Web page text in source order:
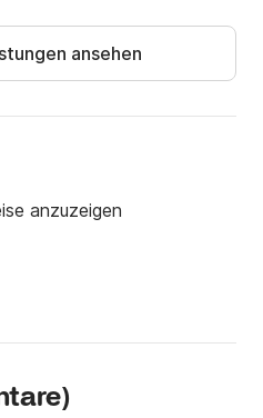
ansehen
anzuzeigen
)